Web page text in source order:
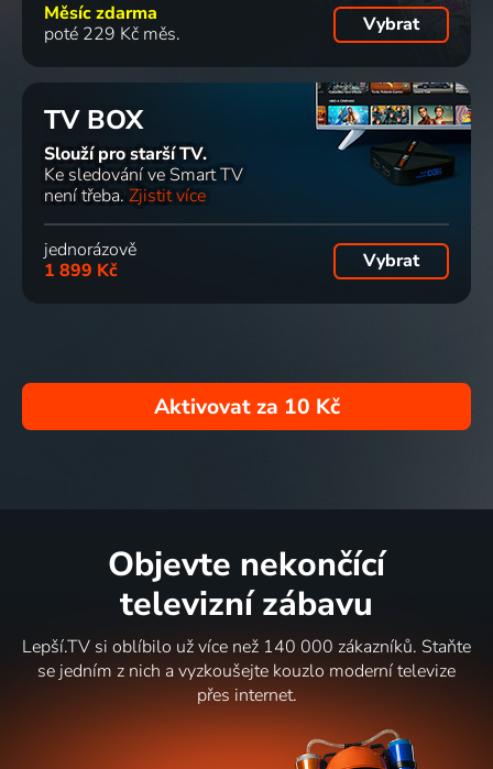
Měsíc zdarma
poté 229 Kč měs.
Vybrat
TV BOX
Slouží pro starší TV.
Ke sledování ve Smart TV
není třeba. Zjistit více
jednorázově
1 899 Kč
Vybrat
Aktivovat za 10 Kč
Objevte nekončící
televizní zábavu
Lepší.TV si oblíbilo už více než 140 000 zákazníků. Staňte
se jedním z nich a vyzkoušejte kouzlo moderní televize
přes internet.